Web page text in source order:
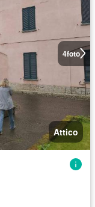
4foto
Attico